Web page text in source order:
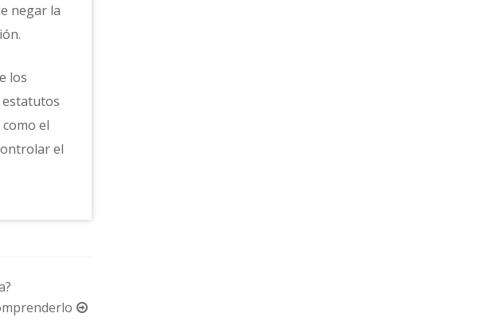
negar la
los
estatutos
el
el